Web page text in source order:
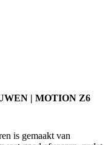
| MOTION Z6
is gemaakt van